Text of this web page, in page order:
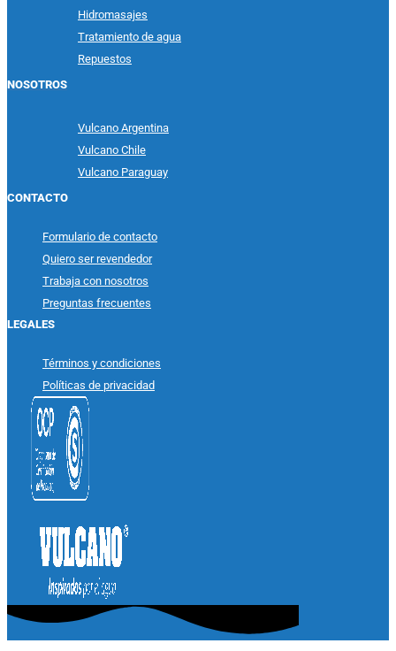
Hidromasajes
Tratamiento de agua
Repuestos
NOSOTROS
Vulcano Argentina
Vulcano Chile
Vulcano Paraguay
CONTACTO
Formulario de contacto
Quiero ser revendedor
Trabaja con nosotros
Preguntas frecuentes
LEGALES
Términos y condiciones
Políticas de privacidad